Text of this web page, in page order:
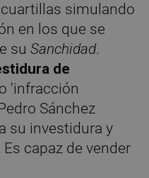
simulando
en los que se
suSanchidad.
de
'infracción
Sánchez
su investidura y
capaz de vender